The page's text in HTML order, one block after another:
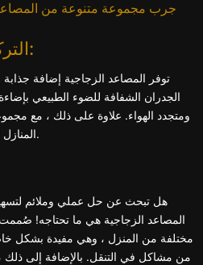
جرب مجموعة متنوعة من المصاعد
1. التركيز على الجماليات:
توفر المصاعد الزجاجية إضافة
الجدران الشفافة للضوء الطبيعي
ومتجدد الهواء. علاوة على ذلك ، مع
المنازل اختيار نمط يكمل هندسة منازلهم.
هل تبحث عن حل عملي وملائم
المصاعد الزجاجية هي ما تحتاجه!
مختلفة من المنزل ، وهي مفيدة بشكل
من مشاكل في التنقل. بالإضافة إلى ذلك ،